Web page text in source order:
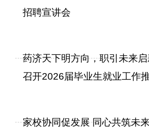
招聘宣讲会
药济天下明方向，职引未来
召开2026届毕业生就业工作
家校协同促发展 同心共筑